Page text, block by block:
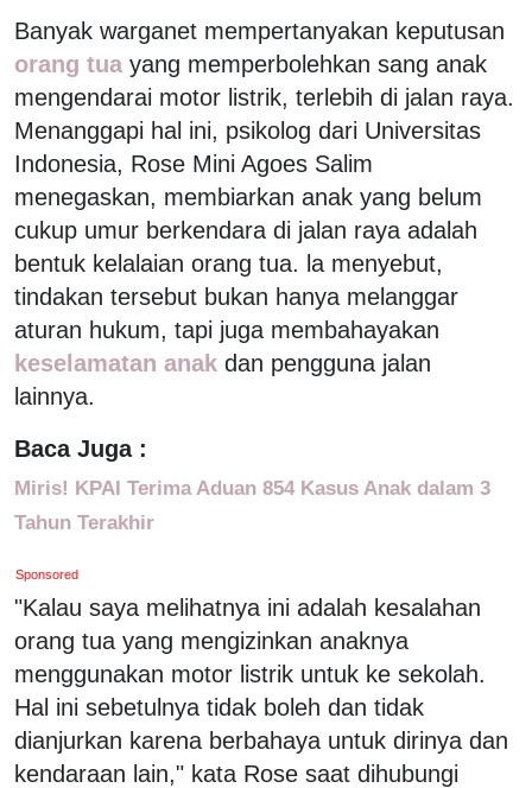
Banyak warganet mempertanyakan keputusan
orang tua yang memperbolehkan sang anak
mengendarai motor listrik, terlebih di jalan raya.
Menanggapi hal ini, psikolog dari Universitas
Indonesia, Rose Mini Agoes Salim
menegaskan, membiarkan anak yang belum
cukup umur berkendara di jalan raya adalah
bentuk kelalaian orang tua. la menyebut,
tindakan tersebut bukan hanya melanggar
aturan hukum, tapi juga membahayakan
keselamatan anak dan pengguna jalan
lainnya.
Baca Juga :
Miris! KPAI Terima Aduan 854 Kasus Anak dalam 3
Tahun Terakhir
Sponsored
"Kalau saya melihatnya ini adalah kesalahan
orang tua yang mengizinkan anaknya
menggunakan motor listrik untuk ke sekolah.
Hal ini sebetulnya tidak boleh dan tidak
dianjurkan karena berbahaya untuk dirinya dan
kendaraan lain," kata Rose saat dihubungi